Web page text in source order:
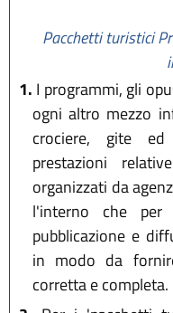
Pacchetti turistici
1. I programmi, gli
ogni altro mezzo
crociere, gite
prestazioni
organizzati da
l'interno che
pubblicazione e
in modo da
corretta e completa.